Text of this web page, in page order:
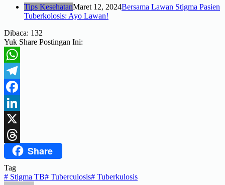
Tips KesehatanMaret 12, 2024Bersama Lawan Stigma Pasien
Tuberkolosis: Ayo Lawan!
Dibaca: 132
Yuk Share Postingan Ini:
WhatsApp
Telegram
Facebook
LinkedIn
X
ThreadsShare
Tag
# Stigma TB# Tuberculosis# Tuberkulosis